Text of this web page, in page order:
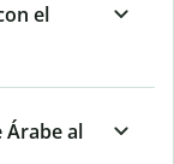
el
Árabe al